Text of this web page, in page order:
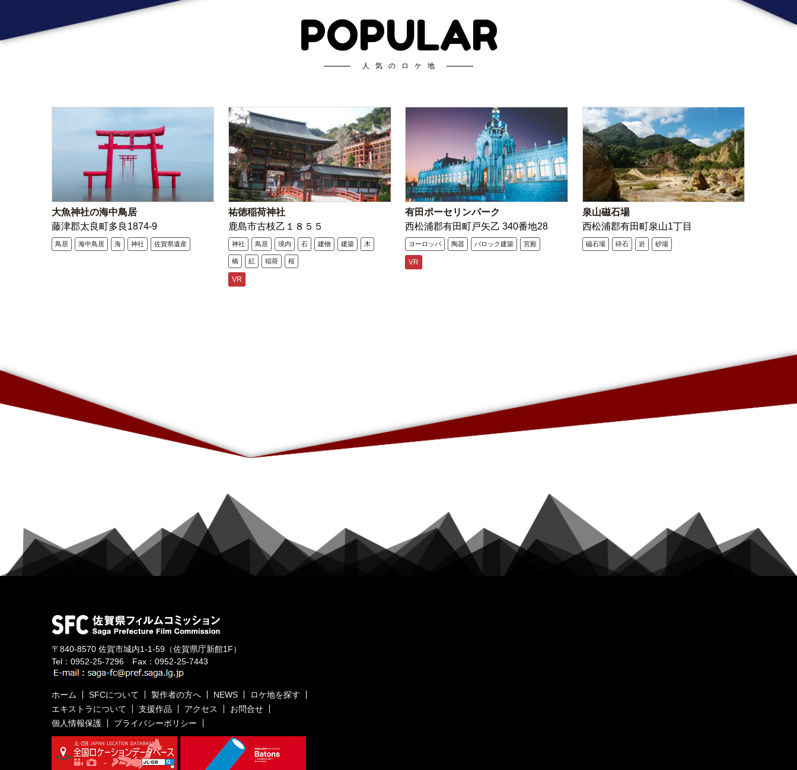
POPULAR
人気のロケ地
大魚神社の海中鳥居
藤津郡太良町多良1874-9
鳥居 海中鳥居 海 神社 佐賀県遺産
祐徳稲荷神社
鹿島市古枝乙１８５５
神社 鳥居 境内 石 建物 建築 木
橋 紅 稲荷 桜
VR
有田ポーセリンパーク
西松浦郡有田町戸矢乙 340番地28
ヨーロッパ 陶器 バロック建築 宮殿
VR
泉山磁石場
西松浦郡有田町泉山1丁目
磁石場 砕石 岩 砂場
〒840-8570 佐賀市城内1-1-59 （佐賀県庁新館1F）
Tel： 0952-25-7296 Fax：0952-25-7443
ホーム SFCについて 製作者の方へ NEWS
ロケ地を探す
エキストラについて
支援作品 アクセス
お問合せ
個人情報保護
プライバシーポリシー